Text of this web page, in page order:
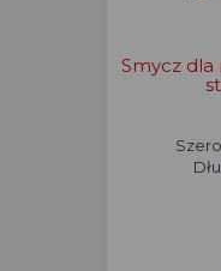
Smycz dla